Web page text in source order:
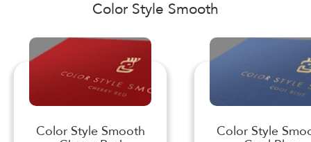
Color Style Smooth
Color Style Smooth
Color Style